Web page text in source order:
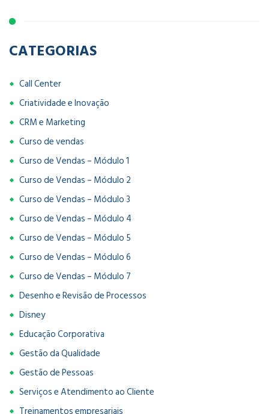
CATEGORIAS
Call Center
Criatividade e Inovação
CRM e Marketing
Curso de vendas
Curso de Vendas – Módulo 1
Curso de Vendas – Módulo 2
Curso de Vendas – Módulo 3
Curso de Vendas – Módulo 4
Curso de Vendas – Módulo 5
Curso de Vendas – Módulo 6
Curso de Vendas – Módulo 7
Desenho e Revisão de Processos
Disney
Educação Corporativa
Gestão da Qualidade
Gestão de Pessoas
Serviços e Atendimento ao Cliente